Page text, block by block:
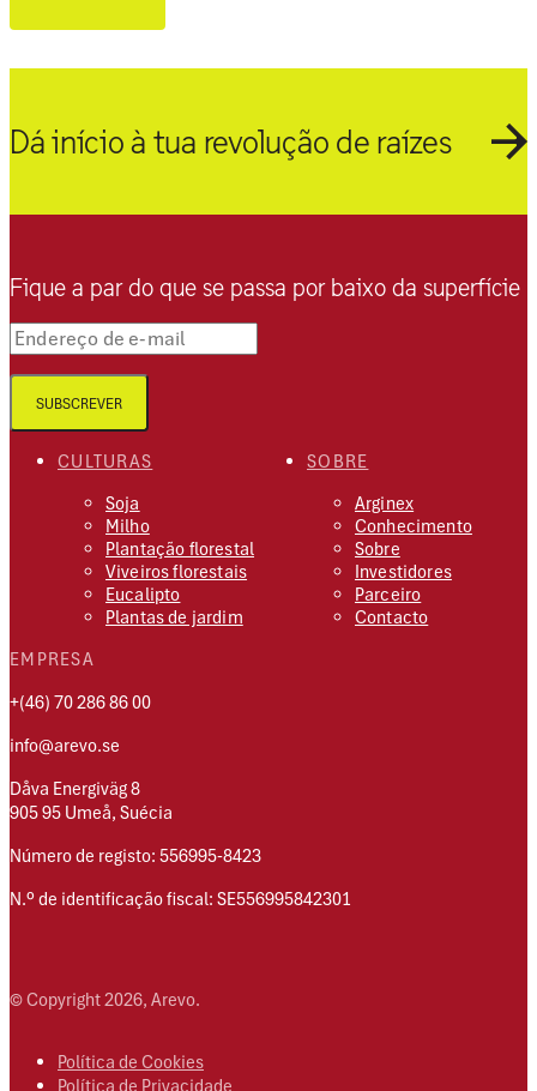
Dá início à tua revolução de raízes
CULTURAS
Soja
Milho
Plantação florestal
Viveiros florestais
Eucalipto
Plantas de jardim
SOBRE
Arginex
Conhecimento
Sobre
Investidores
Parceiro
Contacto
EMPRESA
+(46) 70 286 86 00
info@arevo.se
Dåva Energiväg 8
905 95 Umeå, Suécia
Número de registo: 556995-8423
N.º de identificação fiscal: SE556995842301
Fique a par do que se passa por baixo da superfície
Endereço de e-mail
SUBSCREVER
© Copyright 2026, Arevo.
Política de Cookies